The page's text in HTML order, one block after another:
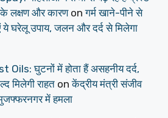
लक्षण और कारणonगर्म खाने-पीने से
घरेलू उपाय, जलन और दर्द से मिलेगा
घुटनों में होता हैं असहनीय दर्द,
मिलेगी राहत onकेंद्रीय मंत्री संजीव
में हमला